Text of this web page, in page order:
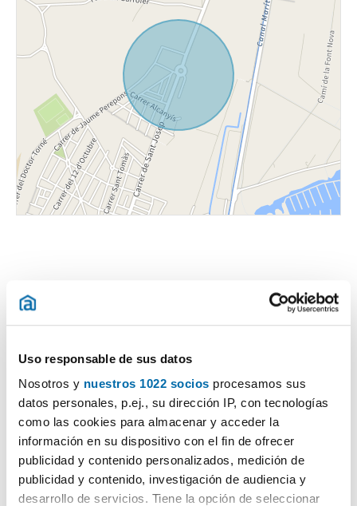
Uso responsable de sus datos
Nosotros y nuestros 1022 socios procesamos sus
datos personales, p.ej., su dirección IP, con tecnologías
como las cookies para almacenar y acceder la
información en su dispositivo con el fin de ofrecer
publicidad y contenido personalizados, medición de
publicidad y contenido, investigación de audiencia y
desarrollo de servicios. Tiene la opción de seleccionar
ESCALA DE LA CALIFICACIÓN ENERGÉTICA Consumo energía
kWh/m2año kgCO 2/m2
A
B
C
D